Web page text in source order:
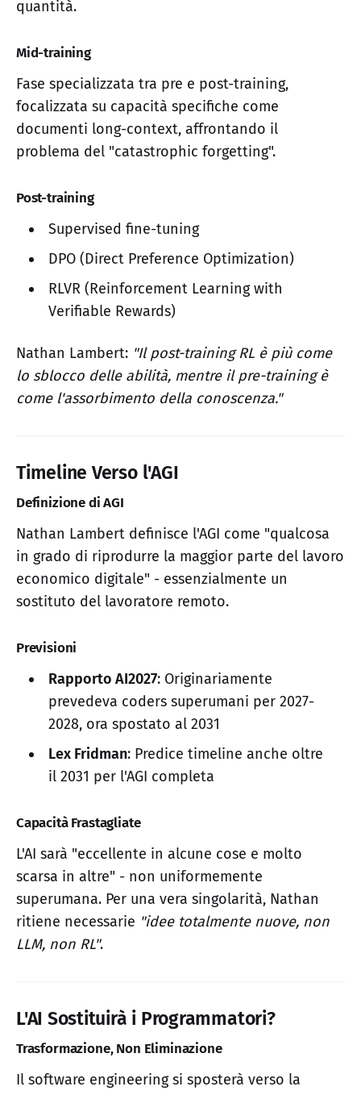
quantità.
Mid-training
Fase specializzata tra pre e post-training,
focalizzata su capacità specifiche come
documenti long-context, affrontando il
problema del "catastrophic forgetting".
Post-training
Supervised fine-tuning
DPO (Direct Preference Optimization)
RLVR (Reinforcement Learning with
Verifiable Rewards)
Nathan Lambert: "Il post-training RL è più come
lo sblocco delle abilità, mentre il pre-training è
come l'assorbimento della conoscenza."
Timeline Verso l'AGI
Definizione di AGI
Nathan Lambert definisce l'AGI come "qualcosa
in grado di riprodurre la maggior parte del lavoro
economico digitale" - essenzialmente un
sostituto del lavoratore remoto.
Previsioni
Rapporto AI2027: Originariamente
prevedeva coders superumani per 2027-
2028, ora spostato al 2031
Lex Fridman: Predice timeline anche oltre
il 2031 per l'AGI completa
Capacità Frastagliate
L'AI sarà "eccellente in alcune cose e molto
scarsa in altre" - non uniformemente
superumana. Per una vera singolarità, Nathan
ritiene necessarie "idee totalmente nuove, non
LLM, non RL".
L'AI Sostituirà i Programmatori?
Trasformazione, Non Eliminazione
Il software engineering si sposterà verso la